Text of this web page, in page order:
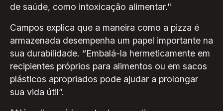
de saúde, como intoxicação alimentar."
Campos explica que a maneira como a pizza é
armazenada desempenha um papel importante na
sua durabilidade. “Embalá-la hermeticamente em
recipientes próprios para alimentos ou em sacos
plásticos apropriados pode ajudar a prolongar
sua vida útil”.